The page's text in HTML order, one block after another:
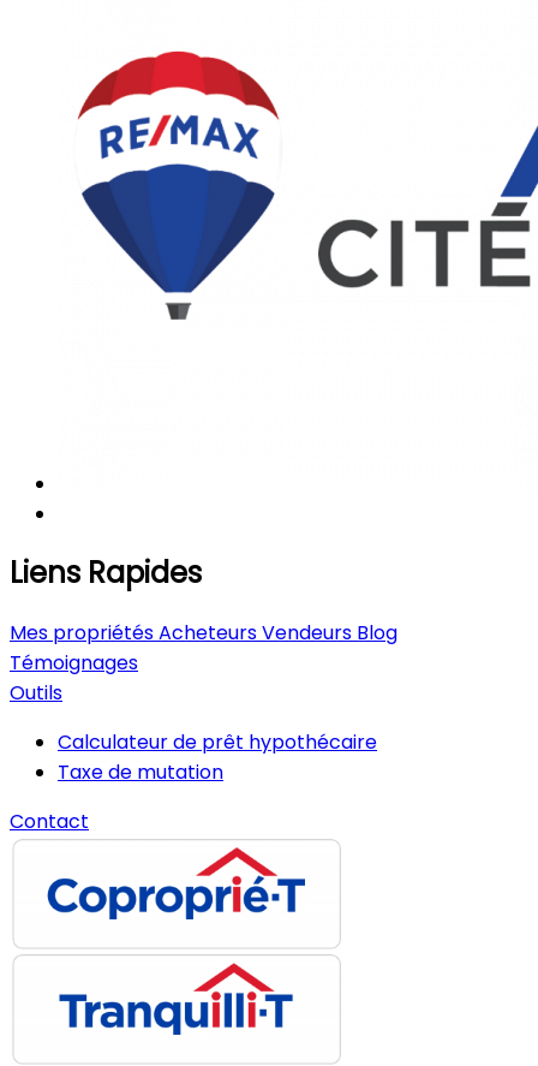
Liens Rapides
Mes propriétésAcheteursVendeurs Blog
Témoignages
Outils
Calculateur de prêt hypothécaire
Taxe de mutation
Contact